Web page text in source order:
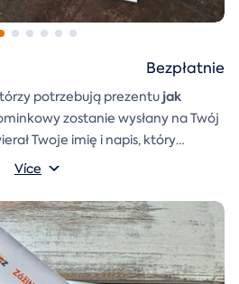
potrzebują prezentu jak
zostanie wysłany na Twój
Twoje imię i napis, który
koperta prezentowa
e-mail.
Více
Bezpłatnie